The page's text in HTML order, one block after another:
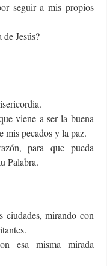
seguir a mis propios
Jesús?
viene a ser la buena
mis pecados y la paz.
para que pueda
Palabra.
ciudades, mirando con
esa misma mirada